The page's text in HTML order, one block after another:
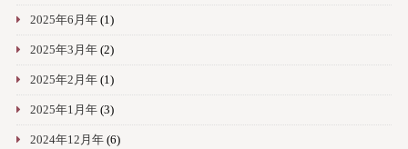
2025年6月年(1)
2025年3月年(2)
2025年2月年(1)
2025年1月年(3)
2024年12月年(6)